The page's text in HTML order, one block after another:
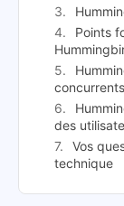
Points
concurrents
des
Vos
technique